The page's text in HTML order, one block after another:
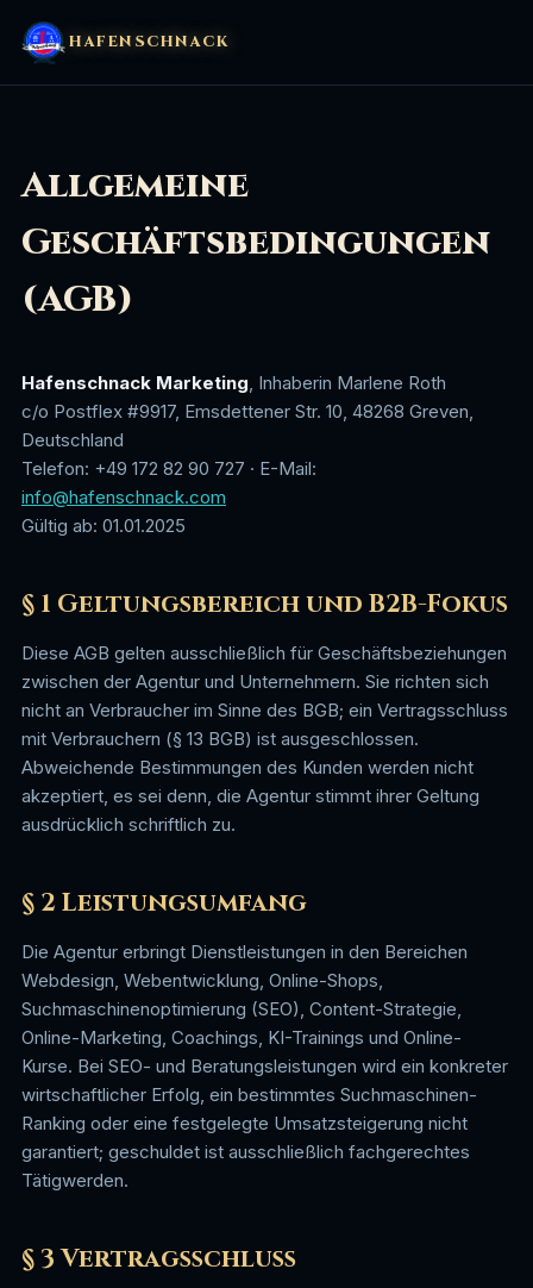
HAFENSCHNACK
Allgemeine
Geschäftsbedingungen
(AGB)
Hafenschnack Marketing, Inhaberin Marlene Roth
c/o Postflex #9917, Emsdettener Str. 10, 48268 Greven,
Deutschland
Telefon: +49 172 82 90 727 · E-Mail:
info@hafenschnack.com
Gültig ab: 01.01.2025
§ 1 Geltungsbereich und B2B-Fokus
Diese AGB gelten ausschließlich für Geschäftsbeziehungen
zwischen der Agentur und Unternehmern. Sie richten sich
nicht an Verbraucher im Sinne des BGB; ein Vertragsschluss
mit Verbrauchern (§ 13 BGB) ist ausgeschlossen.
Abweichende Bestimmungen des Kunden werden nicht
akzeptiert, es sei denn, die Agentur stimmt ihrer Geltung
ausdrücklich schriftlich zu.
§ 2 Leistungsumfang
Die Agentur erbringt Dienstleistungen in den Bereichen
Webdesign, Webentwicklung, Online-Shops,
Suchmaschinenoptimierung (SEO), Content-Strategie,
Online-Marketing, Coachings, KI-Trainings und Online-
Kurse. Bei SEO- und Beratungsleistungen wird ein konkreter
wirtschaftlicher Erfolg, ein bestimmtes Suchmaschinen-
Ranking oder eine festgelegte Umsatzsteigerung nicht
garantiert; geschuldet ist ausschließlich fachgerechtes
Tätigwerden.
§ 3 Vertragsschluss